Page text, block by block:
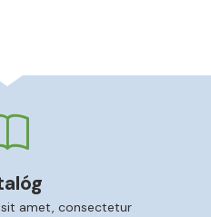
amet, consectetur